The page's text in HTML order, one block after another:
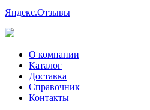
Яндекс.Отзывы
О компании
Каталог
Доставка
Справочник
Контакты